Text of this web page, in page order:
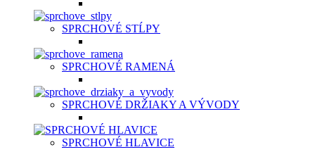
SPRCHOVÉ STĹPY
SPRCHOVÉ RAMENÁ
SPRCHOVÉ DRŽIAKY A VÝVODY
SPRCHOVÉ HLAVICE